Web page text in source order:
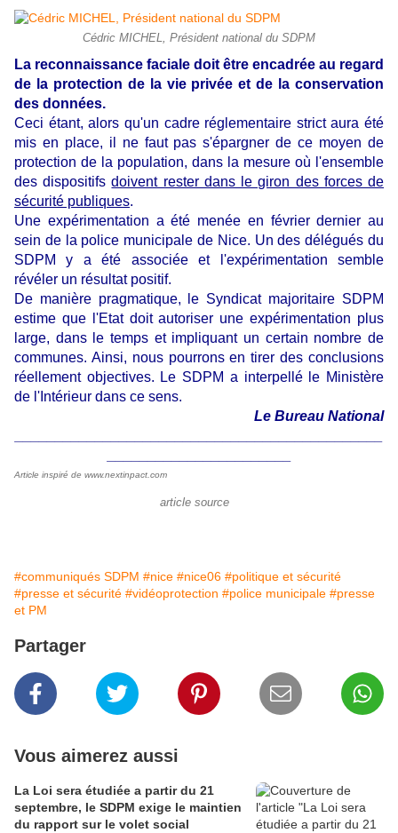
Cédric MICHEL, Président national du SDPM
La reconnaissance faciale doit être encadrée au regard
de la protection de la vie privée et de la conservation
des données.
Ceci étant, alors qu'un cadre réglementaire strict aura été
mis en place, il ne faut pas s'épargner de ce moyen de
protection de la population, dans la mesure où l'ensemble
des dispositifsdoivent rester dans le giron des forces de
sécurité publiques.
Une expérimentation a été menée en février dernier au
sein de la police municipale de Nice. Un des délégués du
SDPM y a été associée et l'expérimentation semble
révéler un résultat positif.
De manière pragmatique, le Syndicat majoritaire SDPM
estime que l'Etat doit autoriser une expérimentation plus
large, dans le temps et impliquant un certain nombre de
communes. Ainsi, nous pourrons en tirer des conclusions
réellement objectives. Le SDPM a interpellé le Ministère
de l'Intérieur dans ce sens.
Le Bureau National
Article inspiré de www.nextinpact.com
article source
#communiqués SDPM #nice #nice06 #politique et sécurité
#presse et sécurité #vidéoprotection #police municipale #presse
et PM
Partager
Vous aimerez aussi
La Loi sera étudiée a partir du 21
septembre, le SDPM exige le maintien
du rapport sur le volet social